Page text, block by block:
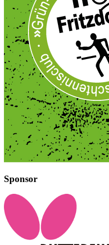
Sponsor